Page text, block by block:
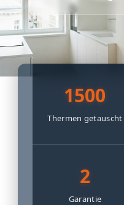
1500
Thermen getauscht
2
Garantie